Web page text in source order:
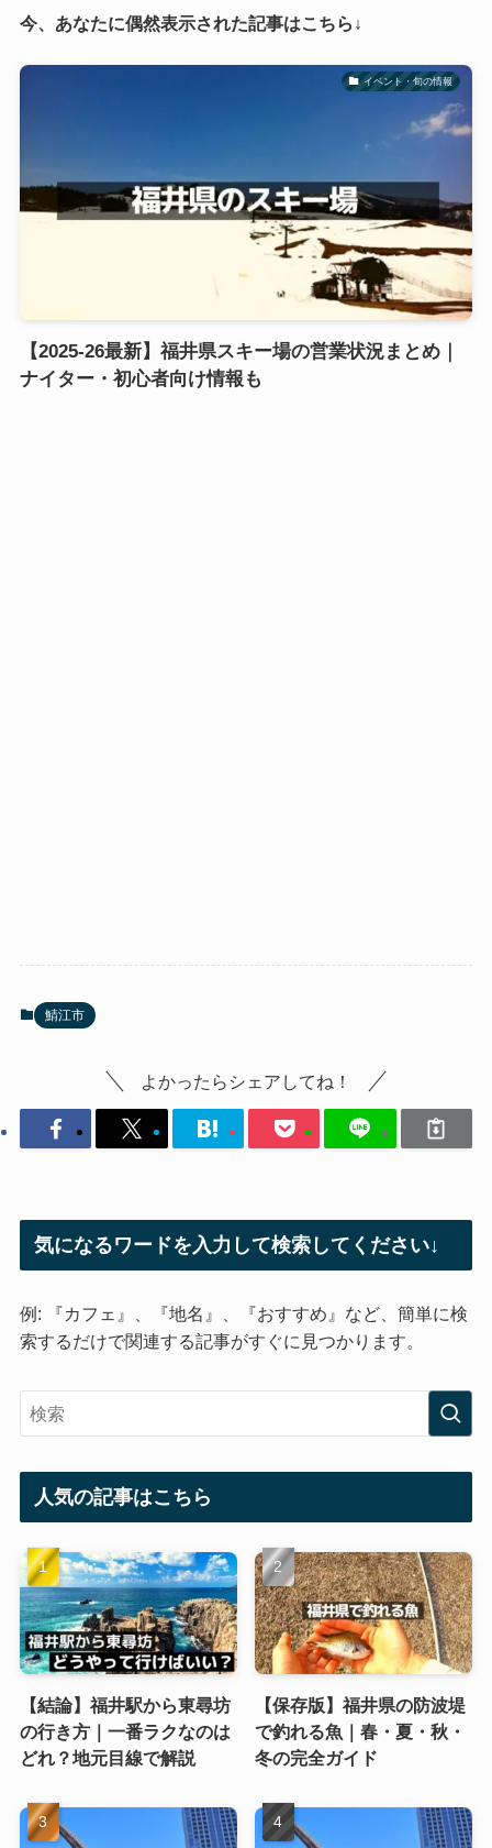
今、あなたに偶然表示された記事はこちら↓
イベント・旬の情報
【2025-26最新】福井県スキー場の営業状況まとめ｜
ナイター・初心者向け情報も
鯖江市
よかったらシェアしてね！
気になるワードを入力して検索してください↓
例: 『カフェ』、『地名』、『おすすめ』など、簡単に検
索するだけで関連する記事がすぐに見つかります。
人気の記事はこちら
【結論】福井駅から東尋坊
の行き方｜一番ラクなのは
どれ？地元目線で解説
【保存版】福井県の防波堤
で釣れる魚｜春・夏・秋・
冬の完全ガイド